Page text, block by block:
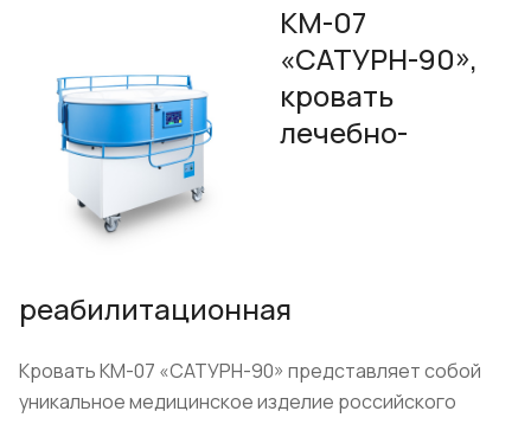
КМ-07
«САТУРН-90»,
кровать
лечебно-
реабилитационная
Кровать КМ-07 «САТУРН-90» представляет собой
уникальное медицинское изделие российского